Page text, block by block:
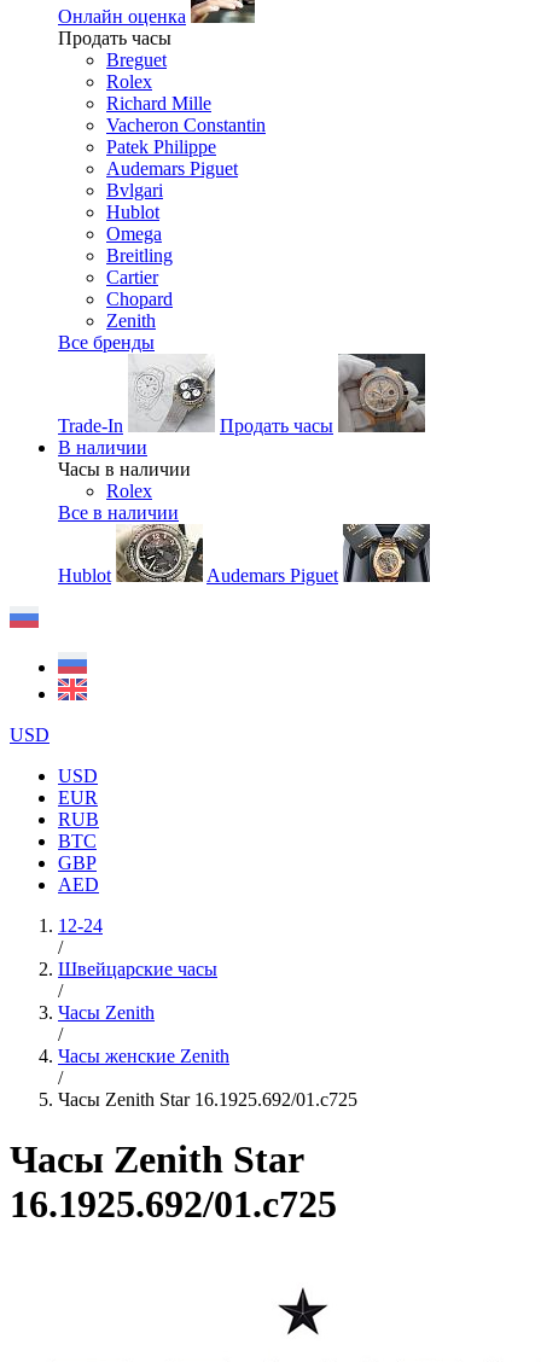
Онлайн оценка
Продать часы
Breguet
Rolex
Richard Mille
Vacheron Constantin
Patek Philippe
Audemars Piguet
Bvlgari
Hublot
Omega
Breitling
Cartier
Chopard
Zenith
Все бренды
Trade-In
Продать часы
В наличии
Часы в наличии
Rolex
Все в наличии
Hublot Audemars Piguet
USD
USD
EUR
RUB
BTC
GBP
AED
12-24
/
Швейцарские часы
/
Часы Zenith
/
Часы женские Zenith
/
Часы Zenith Star 16.1925.692/01.c725
Часы Zenith Star
16.1925.692/01.c725